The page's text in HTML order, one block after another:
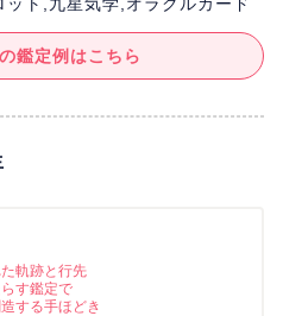
鑑定例はこちら
軌跡と行先
す鑑定で
する手ほどき